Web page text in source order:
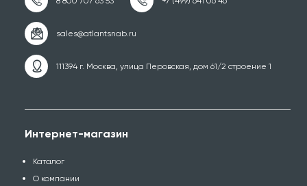
111394 г. Москва, улица Перовская, дом 61/2 строение 1
Интернет-магазин
Каталог
О компании